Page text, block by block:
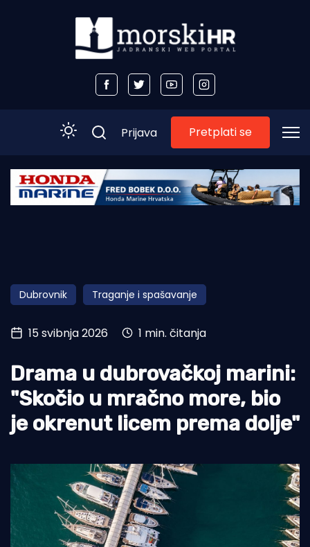
Početna
Obala
Otoci
Turizam i nautika
Pomorstvo
Ribolov
Ekologija
Prijava Pretplati se
Dubrovnik Traganje i spašavanje
15 svibnja 2026 1 min. čitanja
Drama u dubrovačkoj marini:
"Skočio u mračno more, bio
je okrenut licem prema dolje"